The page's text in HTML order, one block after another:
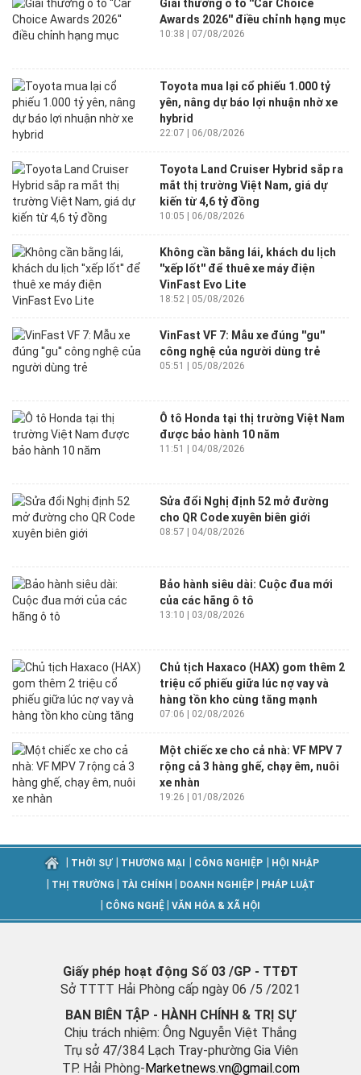
Giải thưởng ô tô ''Car Choice
Awards 2026'' điều chỉnh hạng mục
10:38 | 07/08/2026
Toyota mua lại cổ phiếu 1.000 tỷ
yên, nâng dự báo lợi nhuận nhờ xe
hybrid
22:07 | 06/08/2026
Toyota Land Cruiser Hybrid sắp ra
mắt thị trường Việt Nam, giá dự
kiến từ 4,6 tỷ đồng
10:05 | 06/08/2026
Không cần bằng lái, khách du lịch
''xếp lốt'' để thuê xe máy điện
VinFast Evo Lite
18:52 | 05/08/2026
VinFast VF 7: Mẫu xe đúng ''gu''
công nghệ của người dùng trẻ
05:51 | 05/08/2026
Ô tô Honda tại thị trường Việt Nam
được bảo hành 10 năm
11:51 | 04/08/2026
Sửa đổi Nghị định 52 mở đường
cho QR Code xuyên biên giới
08:57 | 04/08/2026
Bảo hành siêu dài: Cuộc đua mới
của các hãng ô tô
13:10 | 03/08/2026
Chủ tịch Haxaco (HAX) gom thêm 2
triệu cổ phiếu giữa lúc nợ vay và
hàng tồn kho cùng tăng mạnh
07:06 | 02/08/2026
Một chiếc xe cho cả nhà: VF MPV 7
rộng cả 3 hàng ghế, chạy êm, nuôi
xe nhàn
19:26 | 01/08/2026
THỜI SỰ THƯƠNG MẠI CÔNG NGHIỆP HỘI NHẬP
THỊ TRƯỜNG TÀI CHÍNH DOANH NGHIỆP PHÁP LUẬT
CÔNG NGHỆ VĂN HÓA & XÃ HỘI
Giấy phép hoạt động Số 03 /GP - TTĐT
Sở TTTT Hải Phòng cấp ngày 06 /5 /2021
BAN BIÊN TẬP - HÀNH CHÍNH & TRỊ SỰ
Chịu trách nhiệm: Ông Nguyễn Việt Thắng
Trụ sở 47/384 Lạch Tray-phường Gia Viên
TP. Hải Phòng- Marketnews.vn@gmail.com